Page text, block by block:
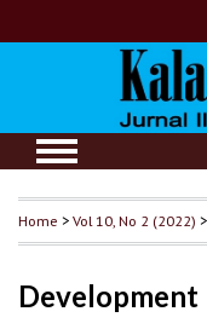
Home >Vol 10, No 2 (2022) >